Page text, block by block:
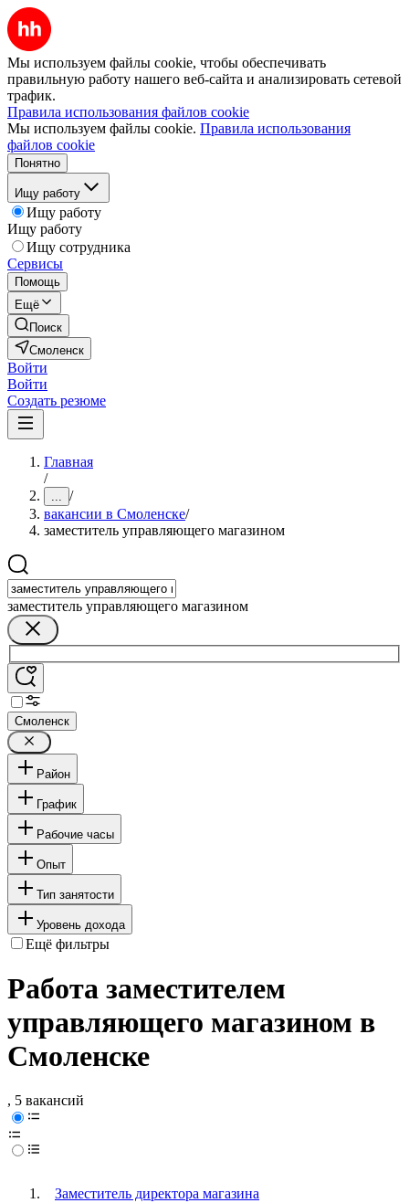
Мы используем файлы cookie, чтобы обеспечивать
правильную работу нашего веб-сайта и анализировать сетевой
трафик.
Правила использования файлов cookie
Мы используем файлы cookie. Правила использования
файлов cookie
Понятно
Ищу работу
Ищу работу
Ищу работу
Ищу сотрудника
Сервисы
Помощь
Ещё
Поиск
Смоленск
Войти
Войти
Создать резюме
Главная
/
... /
вакансии в Смоленске/
заместитель управляющего магазином
заместитель управляющего магазином
Смоленск
Район
График
Рабочие часы
Опыт
Тип занятости
Уровень дохода
Ещё фильтры
Работа заместителем
управляющего магазином в
Смоленске
, 5 вакансий
Заместитель директора магазина